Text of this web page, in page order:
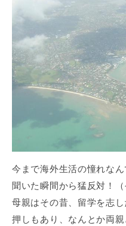
今まで海外生活の憧れな
聞いた瞬間から猛反対！（
母親はその昔、留学を志
押しもあり、なんとか両